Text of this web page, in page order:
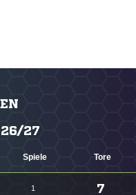
26/27
Spiele Tore
1 7